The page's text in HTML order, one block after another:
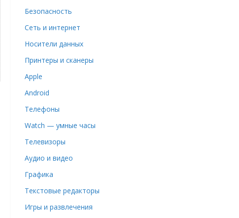
Безопасность
Сеть и интернет
Носители данных
Принтеры и сканеры
Apple
Android
Телефоны
Watch — умные часы
Телевизоры
Аудио и видео
Графика
Текстовые редакторы
Игры и развлечения